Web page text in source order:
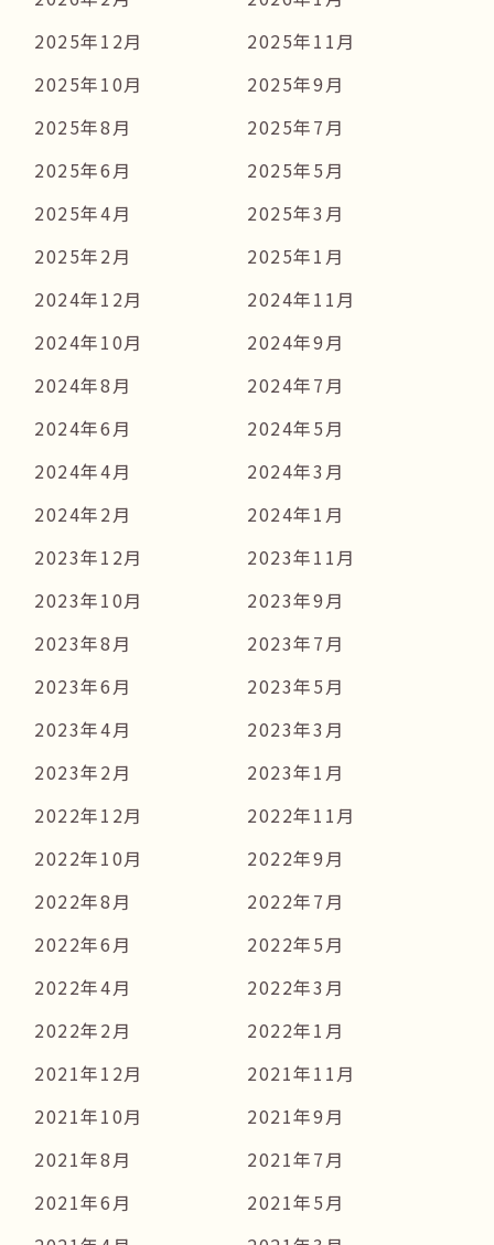
2025年12月
2025年11月
2025年10月
2025年9月
2025年8月
2025年7月
2025年6月
2025年5月
2025年4月
2025年3月
2025年2月
2025年1月
2024年12月
2024年11月
2024年10月
2024年9月
2024年8月
2024年7月
2024年6月
2024年5月
2024年4月
2024年3月
2024年2月
2024年1月
2023年12月
2023年11月
2023年10月
2023年9月
2023年8月
2023年7月
2023年6月
2023年5月
2023年4月
2023年3月
2023年2月
2023年1月
2022年12月
2022年11月
2022年10月
2022年9月
2022年8月
2022年7月
2022年6月
2022年5月
2022年4月
2022年3月
2022年2月
2022年1月
2021年12月
2021年11月
2021年10月
2021年9月
2021年8月
2021年7月
2021年6月
2021年5月